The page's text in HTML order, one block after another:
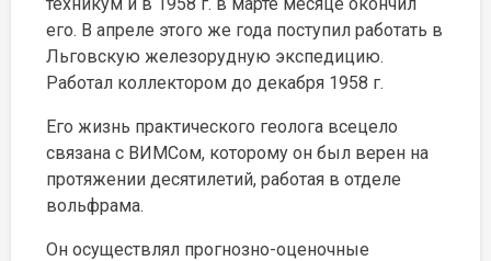
его. В апреле этого же года поступил работать в
Льговскую железорудную экспедицию.
Работал коллектором до декабря 1958 г.
Его жизнь практического геолога всецело
связана с ВИМСом, которому он был верен на
протяжении десятилетий, работая в отделе
вольфрама.
Он осуществлял прогнозно-оценочные